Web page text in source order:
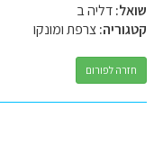
שואל:דליה ב
קטגוריה:צרפת ומונקו
חזרה לפורום